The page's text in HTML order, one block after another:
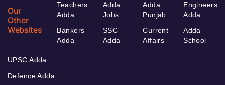
Our
Other
Websites
Teachers
Adda
Bankers
Adda
Adda
Jobs
SSC
Adda
Adda
Punjab
Current
Affairs
Engineers
Adda
Adda
School
UPSC Adda
Defence Adda